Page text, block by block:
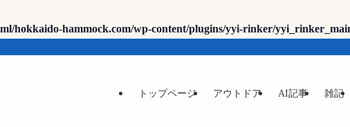
hokkaido-hammock.com/wp-content/plugins/yyi-rinker/
トップページ アウトドア AI記事 雑記